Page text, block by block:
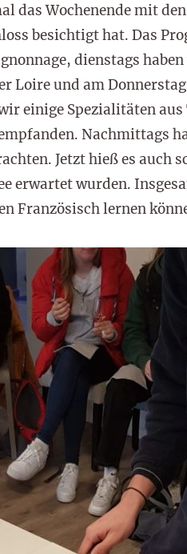
das Wochenende mit
besichtigt hat. Das
dienstags
Loire und am
einige Spezialitäten
Nachmittags
Jetzt hieß es auch
erwartet wurden.
Französisch lernen